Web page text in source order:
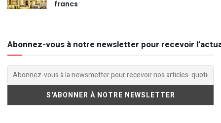
francs
Abonnez-vous à notre newsletter pour recevoir